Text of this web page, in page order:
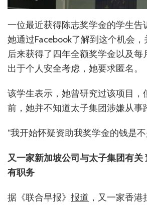
一位最近获得陈志奖学金的学生告
她通过Facebook了解到这个机会，
后来获得了四年全额奖学金以及每
出于个人安全考虑，她要求匿名。
该学生表示，她曾研究过该项目，
前，她并不知道太子集团涉嫌从事
“我开始怀疑资助我奖学金的钱是不
又一家新加坡公司与太子集团有关
有职务
据《联合早报》 报道 ，又一家香